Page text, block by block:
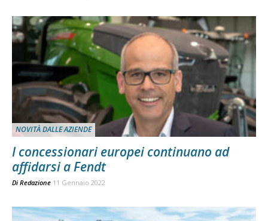
NOVITÀ DALLE AZIENDE
I concessionari europei continuano ad
affidarsi a Fendt
Di Redazione 11 Gennaio 2022